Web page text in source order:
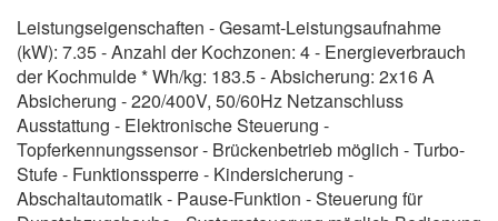
Leistungseigenschaften - Gesamt-Leistungsaufnahme
(kW): 7.35 - Anzahl der Kochzonen: 4 - Energieverbrauch
der Kochmulde * Wh/kg: 183.5 - Absicherung: 2x16 A
Absicherung - 220/400V, 50/60Hz Netzanschluss
Ausstattung - Elektronische Steuerung -
Topferkennungssensor - Brückenbetrieb möglich - Turbo-
Stufe - Funktionssperre - Kindersicherung -
Abschaltautomatik - Pause-Funktion - Steuerung für